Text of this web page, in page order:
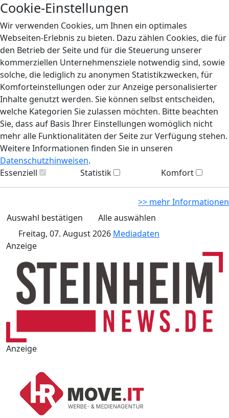
Cookie-Einstellungen
Wir verwenden Cookies, um Ihnen ein optimales
Webseiten-Erlebnis zu bieten. Dazu zählen Cookies, die für
den Betrieb der Seite und für die Steuerung unserer
kommerziellen Unternehmensziele notwendig sind, sowie
solche, die lediglich zu anonymen Statistikzwecken, für
Komforteinstellungen oder zur Anzeige personalisierter
Inhalte genutzt werden. Sie können selbst entscheiden,
welche Kategorien Sie zulassen möchten. Bitte beachten
Sie, dass auf Basis Ihrer Einstellungen womöglich nicht
mehr alle Funktionalitäten der Seite zur Verfügung stehen.
Weitere Informationen finden Sie in unseren
Datenschutzhinweisen.
Essenziell
Statistik Komfort
>> mehr Informationen
Auswahl bestätigen
Alle auswählen
Freitag, 07. August 2026 Mediadaten
Anzeige
Anzeige